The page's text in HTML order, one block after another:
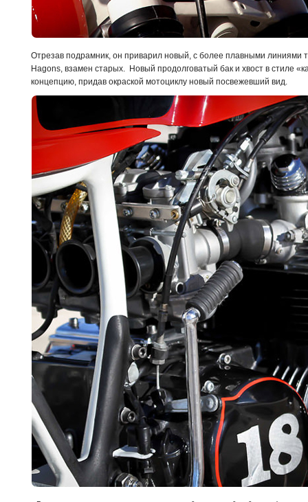
Отрезав подрамник, он приварил новый, с более плавными линиями
Hagons, взамен старых. Новый продолговатый бак и хвост в стиле
концепцию, придав окраской мотоциклу новый посвежевший вид.